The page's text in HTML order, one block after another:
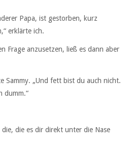
Papa, ist gestorben, kurz
erklärte ich.
Frage anzusetzen, ließ es dann aber
Sammy. „Und fett bist du auch nicht.
dumm.“
die es dir direkt unter die Nase